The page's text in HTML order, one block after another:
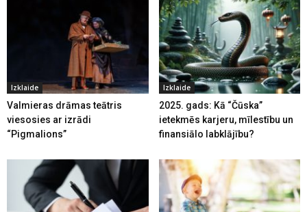
Izklaide
Valmieras drāmas teātris
viesosies ar izrādi
“Pigmalions”
Izklaide
2025. gads: Kā “Čūska”
ietekmēs karjeru, mīlestību un
finansiālo labklājību?